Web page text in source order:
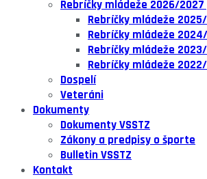
Rebríčky mládeže 2026/
Rebríčky mládeže
Rebríčky mládeže
Rebríčky mládeže
Rebríčky mládeže
Dospelí
Veteráni
Dokumenty
Dokumenty VSSTZ
Zákony a predpisy o športe
Bulletin VSSTZ
Kontakt